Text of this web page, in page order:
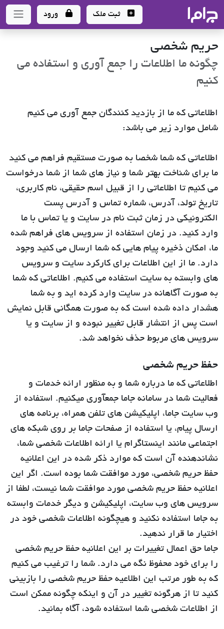
- سامانه جامع املاک و مشاورین املاک
ثبت ملک ورود
حریم شخصی
چگونه ما اطلاعات را جمع آوری و استفاده می
کنیم
اطلاعاتی که ما از بازدید کنندگان جمع آوری می کنیم
شامل موارد زیر می باشد:
اطلاعاتی که شما شخصا به صورت مستقیم فراهم می کنید
ما برای شناخت بهتر شما و نیاز های شما از شما درخواست
می کنیم تا اطلاعاتی را از قبیل اسم حقیقی، نام کاربری،
تاریخ تولد، آدرس، شماره تماس و آدرس پست
الکترونیکی در زمان ثبت نام در سایت و یا تماس با ما
وارد کنید. در زمان استفاده از سرویس های فراهم شده
ما، امکان ذخیره پیام هایی که شما ارسال می کنید وجود
دارد. ما از این اطلاعات برای کارکرد سایت و سرویس
های وابسته به سایت استفاده می کنیم. اطلاعاتی که شما
به صورت آگاهانه در سایت وارد کرده اید و به شما
هشدار داده شده است که به صورت همگانی قابل نمایش
است پس از انتشار قابل تغییر نبوده و از سایت و یا
سرویس های مربوط حذف نخواهد شد.
حفظ حریم شخصی
اطلاعاتی که ما درباره شما و به منظور ارائه خدمات و
فعالیت شما در سامانه جاما جمع‏‎آوری می‏‎کنیم. استفاده از
وب‏ سایت‏‎ جاما، اپلیکیشن ‏‎های تلفن همراه، برنامه ‏‎های
ارسال پیام، یا استفاده از صفحات جاما بر روی شبکه‏‎ های
اجتماعی مانند اینستاگرام یا ارائه اطلاعات شخصی شما،
نشان‎دهنده آن است که موارد ذکر شده در این اعلانیه
حفظ حریم شخصی، مورد موافقت شما بوده است. اگر این
اعلانیه حفظ حریم شخصی مورد موافقت شما نیست، لطفا از
سرویس های وب سایت، اپلیکیشن و دیگر خدمات وابسته
به جاما استفاده نکنید و هیچگونه اطلاعات شخصی خود در
اختیار ما قرار ندهید.
جاما حق اعمال تغییرات بر این اعلانیه حفظ حریم شخصی
را برای خود محفوظ نگه می ‏‎دارد. شما را ترغیب می‏‎ کنیم
که به طور مرتب این اطلاعیه حفظ حریم شخصی را بازبینی
کنید تا از هرگونه تغییر در آن و اینکه چگونه ممکن است
از اطلاعات شخصی شما استفاده شود، آگاه بمانید.